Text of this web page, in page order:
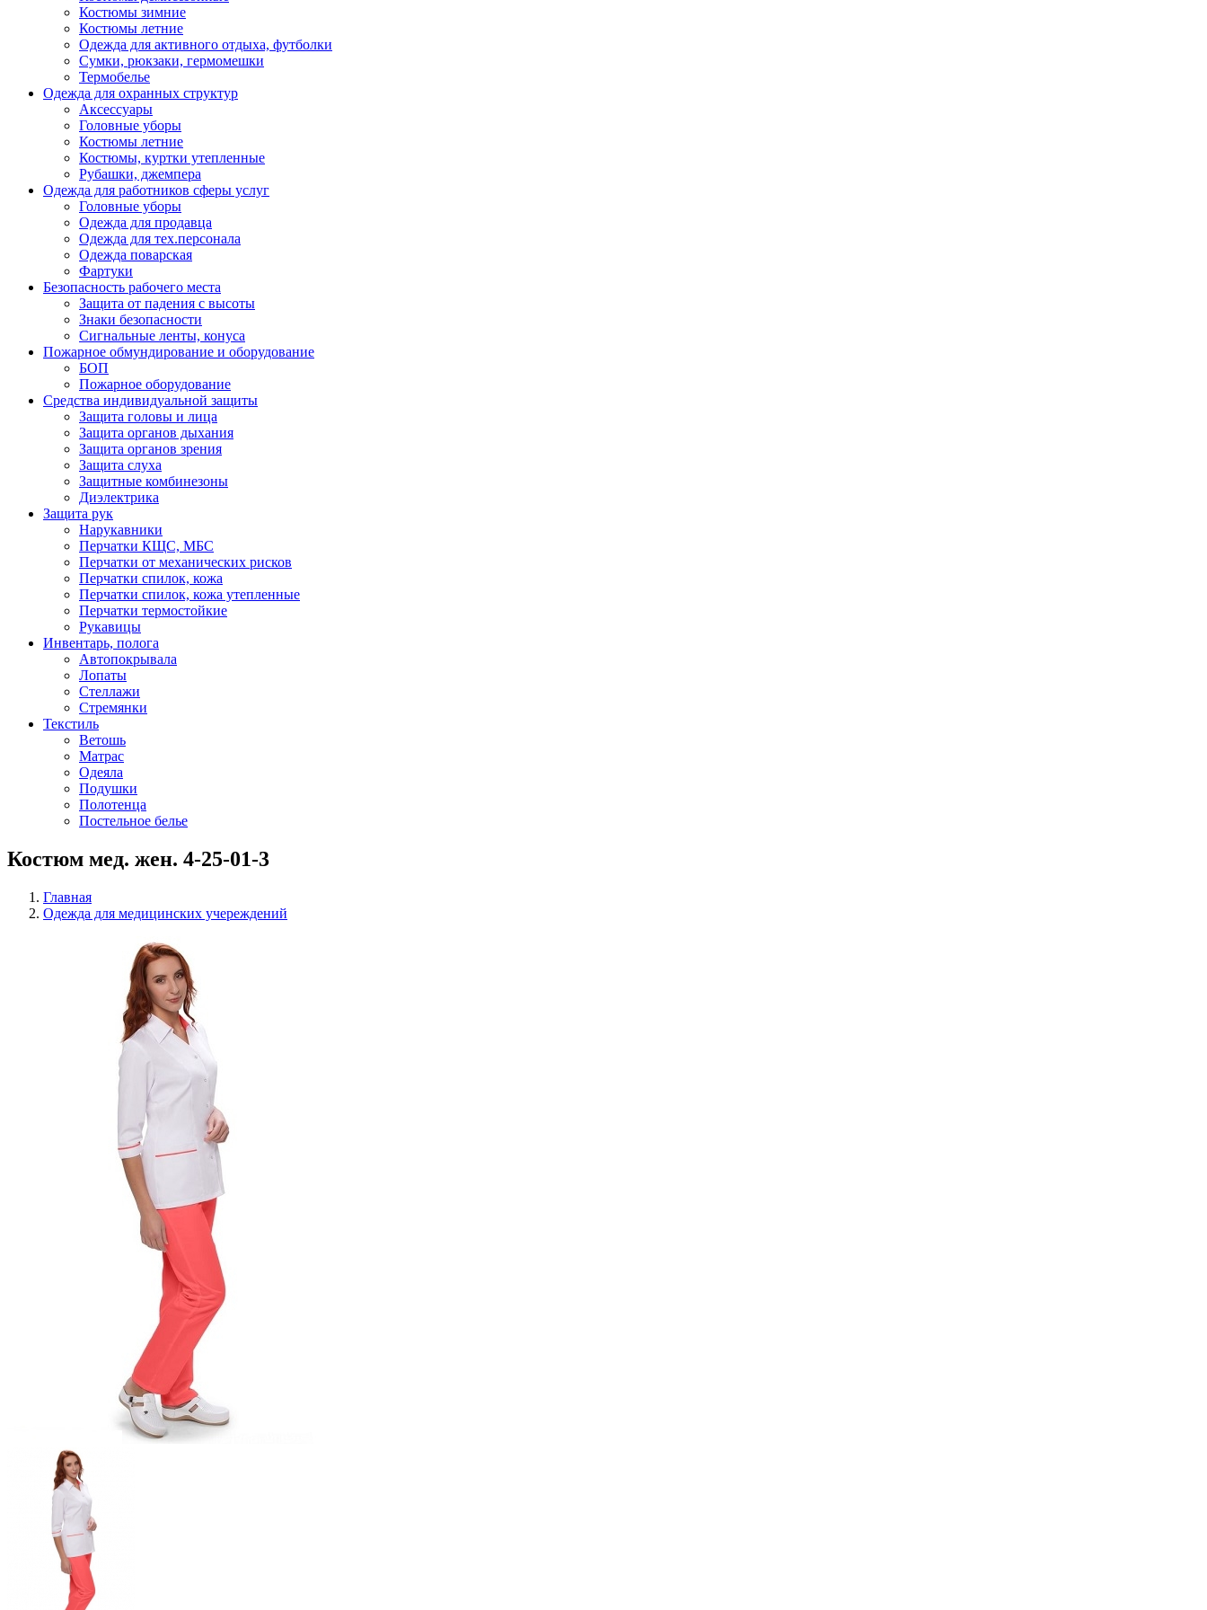
Костюмы зимние
Костюмы летние
Одежда для активного отдыха, футболки
Сумки, рюкзаки, гермомешки
Термобелье
Одежда для охранных структур
Аксессуары
Головные уборы
Костюмы летние
Костюмы, куртки утепленные
Рубашки, джемпера
Одежда для работников сферы услуг
Головные уборы
Одежда для продавца
Одежда для тех.персонала
Одежда поварская
Фартуки
Безопасность рабочего места
Защита от падения с высоты
Знаки безопасности
Сигнальные ленты, конуса
Пожарное обмундирование и оборудование
БОП
Пожарное оборудование
Средства индивидуальной защиты
Защита головы и лица
Защита органов дыхания
Защита органов зрения
Защита слуха
Защитные комбинезоны
Диэлектрика
Защита рук
Нарукавники
Перчатки КЩС, МБС
Перчатки от механических рисков
Перчатки спилок, кожа
Перчатки спилок, кожа утепленные
Перчатки термостойкие
Рукавицы
Инвентарь, полога
Автопокрывала
Лопаты
Стеллажи
Стремянки
Текстиль
Ветошь
Матрас
Одеяла
Подушки
Полотенца
Постельное белье
Костюм мед. жен. 4-25-01-3
Главная
Одежда для медицинских учереждений